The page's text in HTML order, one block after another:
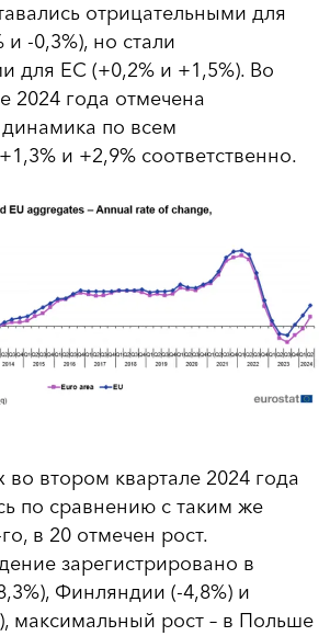
отрицательными для
-0,3%), но стали
для ЕС (+0,2% и +1,5%). Во
2024 года отмечена
по всем
и +2,9% соответственно.
во втором квартале 2024 года
по сравнению с таким же
в 20 отмечен рост.
зарегистрировано в
Финляндии (-4,8%) и
максимальный рост – в Польше